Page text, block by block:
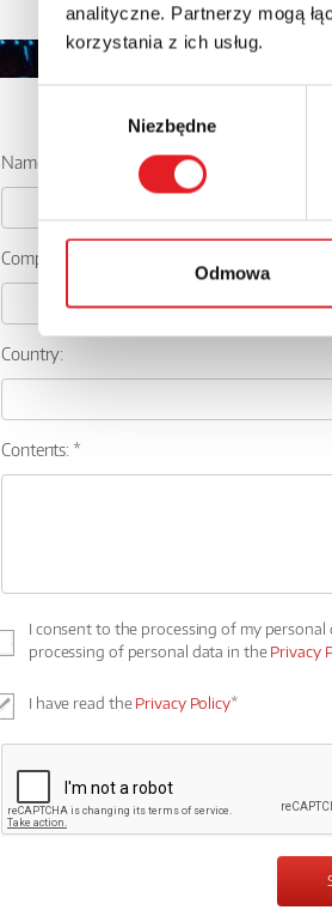
analityczne. Partnerzy mogą
korzystania z ich usług.
Niezbędne
Odmowa
Ask for the
Name: *
Company:
Country:
Contents: *
I consent to the processing of my
processing of personal data in thePrivacy
I have read thePrivacy Policy*